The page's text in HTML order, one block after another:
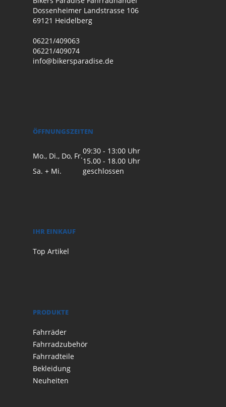
Dossenheimer Landstrasse 106
69121 Heidelberg
06221/409063
06221/409074
info@bikersparadise.de
ÖFFNUNGSZEITEN
Mo., Di., Do, Fr.
09:30 - 13:00 Uhr
15.00 - 18.00 Uhr
Sa. + Mi.
geschlossen
IHR EINKAUF
Top Artikel
PRODUKTE
Fahrräder
Fahrradzubehör
Fahrradteile
Bekleidung
Neuheiten